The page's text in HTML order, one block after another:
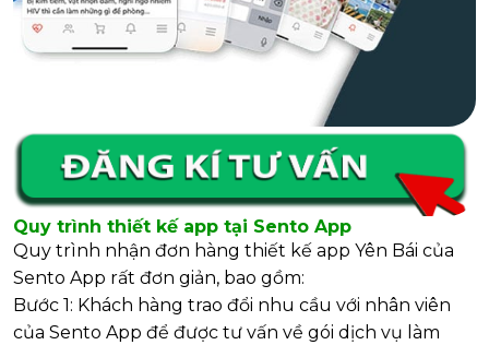
Quy trình thiết kế app tại Sento App
Quy trình nhận đơn hàng thiết kế app Yên Bái của
Sento App rất đơn giản, bao gồm:
Bước 1: Khách hàng trao đổi nhu cầu với nhân viên
của Sento App để được tư vấn về gói dịch vụ làm